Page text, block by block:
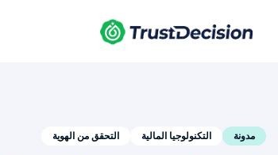
مدونة التكنولوجيا المالية التحقق من الهوية